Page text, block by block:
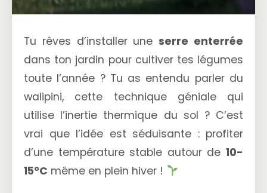
Tu rêves d’installer uneserre enterrée
dans ton jardin pour cultiver tes légumes
toute l’année ? Tu as entendu parler du
walipini, cette technique géniale qui
utilise l’inertie thermique du sol ? C’est
vrai que l’idée est séduisante : profiter
d’une température stable autour de 10-
15°C même en plein hiver !